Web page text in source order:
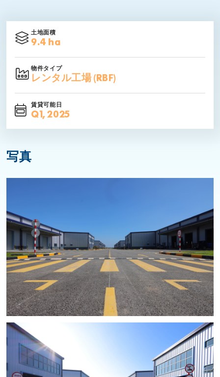
土地面積
9.4 ha
物件タイプ
レンタル工場 (RBF)
賃貸可能日
Q1, 2025
写真